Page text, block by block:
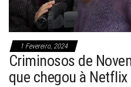
1 Fevereiro, 2024
Criminosos de
que chegou à Netflix